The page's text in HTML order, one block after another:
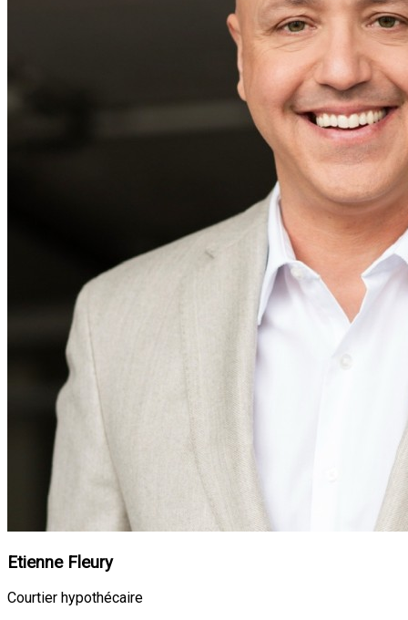
Etienne Fleury
Courtier hypothécaire